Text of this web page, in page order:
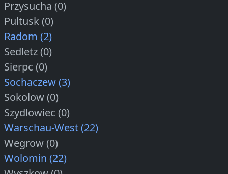
Przysucha (0)
Pultusk (0)
Radom (2)
Sedletz (0)
Sierpc (0)
Sochaczew (3)
Sokolow (0)
Szydlowiec (0)
Warschau-West (22)
Wegrow (0)
Wolomin (22)